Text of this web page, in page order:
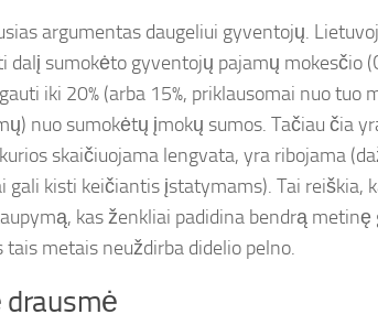
argumentas daugeliui gyventojų.
dalį sumokėto gyventojų pajamų mokesčio
iki 20% (arba 15%, priklausomai nuo tuo
nuo sumokėtų įmokų sumos. Tačiau čia
skaičiuojama lengvata, yra ribojama
gali kisti keičiantis įstatymams). Tai reiškia,
kas ženkliai padidina bendrą
metais neuždirba didelio pelno.
drausmė